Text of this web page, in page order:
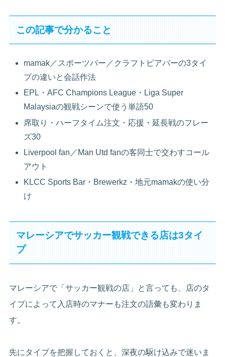
この記事で分かること
mamak／スポーツバー／クラフトビアバーの3タイ
プの違いと会話作法
EPL・AFC Champions League・Liga Super
Malaysiaの観戦シーンで使う単語50
席取り・ハーフタイム注文・応援・延長戦のフレー
ズ30
Liverpool fan／Man Utd fanの客同士で交わすコール
アウト
KLCC Sports Bar・Brewerkz・地元mamakの使い分
け
マレーシアでサッカー観戦できる店は3タイ
プ
マレーシアで「サッカー観戦の店」と言っても、店のタ
イプによって入店時のマナーも注文の語彙も変わりま
す。
先にタイプを把握しておくと、深夜の駆け込みで迷いま